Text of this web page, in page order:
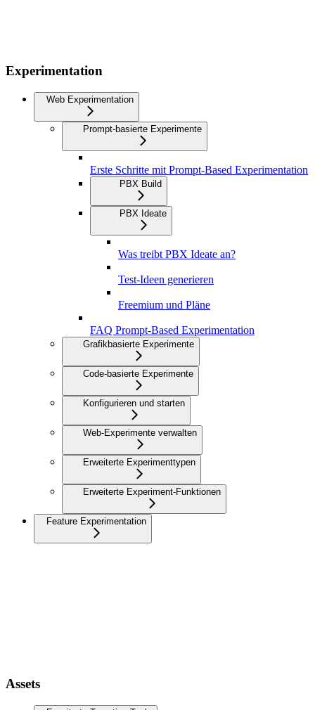
Experimentation
Web Experimentation
Prompt-basierte Experimente
Erste Schritte mit Prompt-Based Experimentation
PBX Build
PBX Ideate
Was treibt PBX Ideate an?
Test-Ideen generieren
Freemium und Pläne
FAQ Prompt-Based Experimentation
Grafikbasierte Experimente
Code-basierte Experimente
Konfigurieren und starten
Web-Experimente verwalten
Erweiterte Experimenttypen
Erweiterte Experiment-Funktionen
Feature Experimentation
Assets